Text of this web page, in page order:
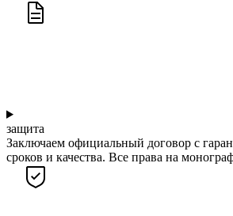
защита
Заключаем официальный договор с
сроков и качества. Все права на